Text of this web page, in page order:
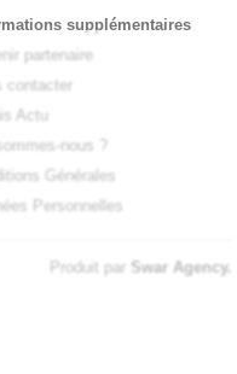
supplémentaires
partenaire
contacter
Actu
nous ?
Générales
Personnelles
Produit par Swar Agency.